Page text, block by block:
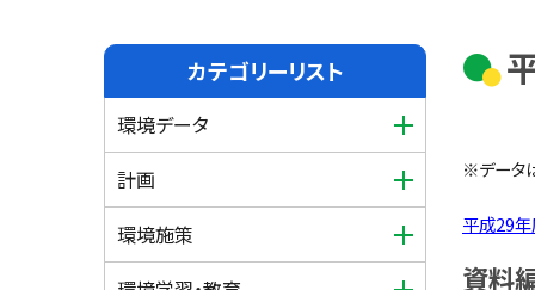
カテゴリーリスト
環境データ
計画
環境施策
※データ
平成29
資料